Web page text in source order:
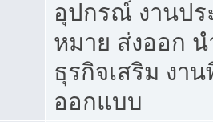
อุปกรณ์ งานป
หมาย ส่งออก น
ธุรกิจเสริม งา
ออกแบบ